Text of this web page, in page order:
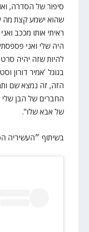
סיפור של הסדרה,
שהוא ישמע קצת מה
ראיתי אותו מככב
היה שלי ואני
להיות שזה יהיה
בגוגל 'אמיר דורון
הזה, זה נמצא שם
החברים של הבן שלי
של אבא שלו".
בשיתוף ״העשיריה